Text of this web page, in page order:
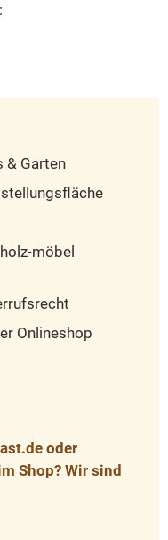
& Garten
möbel
Onlineshop
oder
Shop? Wir sind